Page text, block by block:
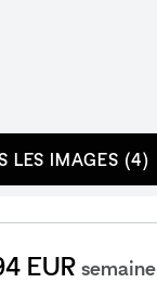
LES IMAGES (4)
EURsemaine